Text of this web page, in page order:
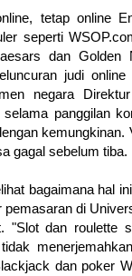
tetap online
seperti
dan Golden
judi
negara
panggilan
kemungkinan.
gagal sebelum tiba.
bagaimana hal
di
"Slot dan roulette
dan poker